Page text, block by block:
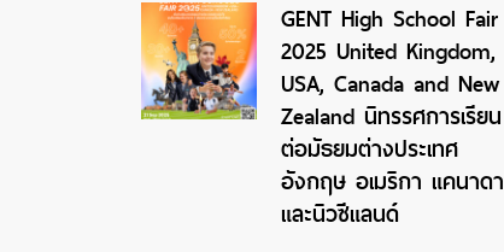
GENT High School Fair
2025 United Kingdom,
USA, Canada and New
Zealand นิทรรศการเรียน
ต่อมัธยมต่างประเทศ
อังกฤษ อเมริกา แคนาดา
และนิวซีแลนด์